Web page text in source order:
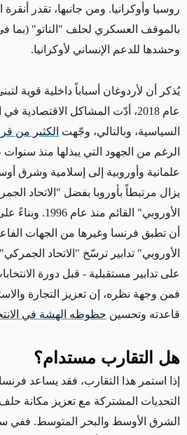
روسيا وأوكرانيا. ومن جانبها، تقدر أنقرة
بالموقف العسكري لحلف "الناتو" (بما
وحشدها للدعم
الإنساني لأوكرانيا.
يُذكر أن لأردوغان أسباباً داخلية قوية
عام 2018، أدّت المشاكل
السياسية، وبالتالي، وجّهت الكثير من
الرغم من الجهود التي يبذلها منذ
علمانية وأوروبية إلى إسلامية وشرق
يزال مرتبطاً بأوروبا بفضل "الاتحاد
الأوروبي" القائم منذ عام 1996.
وبناءً
أن تطبق فرنسا وغيرها من الجهات
الأوروبي" تدابير ترسّخ "الاتحاد
فمن وجهة نظره، إن تعزيز التجارة
قاعدته وتحسين حظوظه الهشة في
هل التقارب مستدام؟
إذا استمر هذا التقارب، فقد يساعد
التحديات المشتركة مع تعزيز مكانة
الشرق الأوسط والبحر المتوسط. ففي